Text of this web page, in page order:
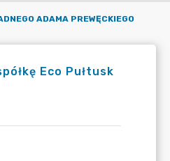
ADAMA PREWĘCKIEGO
Eco Pułtusk